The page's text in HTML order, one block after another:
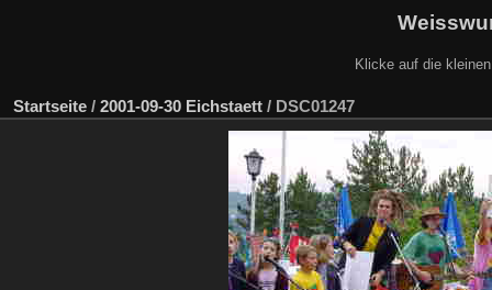
Klicke auf die
Startseite / 2001-09-30 Eichstaett / DSC01247